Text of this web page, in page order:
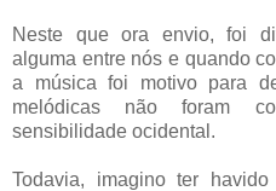
Neste que ora envio, foi
alguma entre nós e quando
a música foi motivo para
melódicas não foram
sensibilidade ocidental.
Todavia, imagino ter